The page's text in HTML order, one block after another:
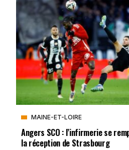
MAINE-ET-LOIRE
Angers SCO : l’infirmerie se
la réception de Strasbourg